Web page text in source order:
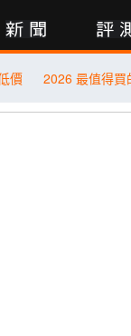
商城 登入
價